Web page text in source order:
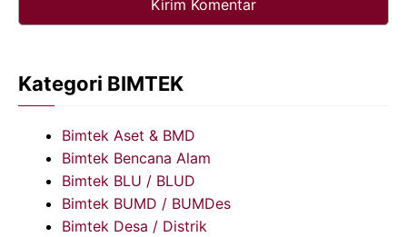
Kategori BIMTEK
Bimtek Aset & BMD
Bimtek Bencana Alam
Bimtek BLU / BLUD
Bimtek BUMD / BUMDes
Bimtek Desa / Distrik